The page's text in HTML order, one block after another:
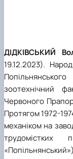
ДІДКІВСЬКИЙ
19.12.2023).
зоотехнічний
Червоного
Протягом 1972-
механіком на
трудомістких